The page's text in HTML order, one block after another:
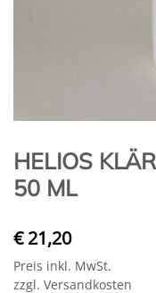
HELIOS
50 ML
€ 21,20
Preis inkl. MwSt.
zzgl. Versandkosten